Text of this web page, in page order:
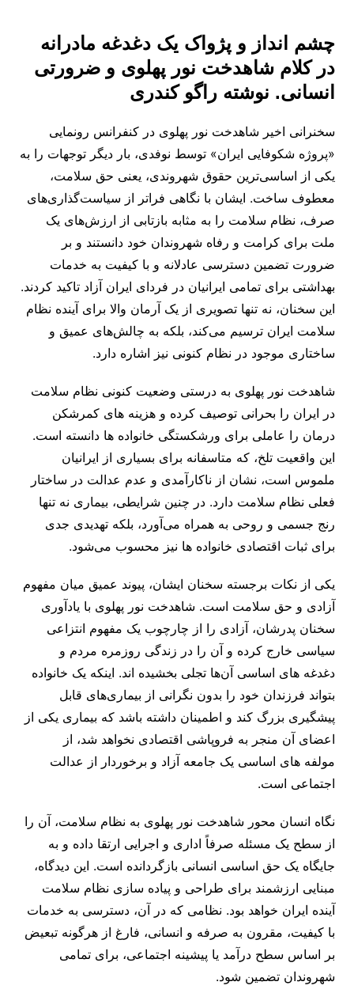
چشم انداز و پژواک یک دغدغه مادرانه
در کلام شاهدخت نور پهلوی و ضرورتی
انسانی. نوشته راگو کندری
سخنرانی اخیر شاهدخت نور پهلوی در کنفرانس رونمایی
«پروژه شکوفایی ایران» توسط نوفدی، بار دیگر توجهات را به
یکی از اساسی‌ترین حقوق شهروندی، یعنی حق سلامت،
معطوف ساخت. ایشان با نگاهی فراتر از سیاست‌گذاری‌های
صرف، نظام سلامت را به مثابه بازتابی از ارزش‌های یک
ملت برای کرامت و رفاه شهروندان خود دانستند و بر
ضرورت تضمین دسترسی عادلانه و با کیفیت به خدمات
بهداشتی برای تمامی ایرانیان در فردای ایران آزاد تاکید کردند.
این سخنان، نه تنها تصویری از یک آرمان والا برای آینده نظام
سلامت ایران ترسیم می‌کند، بلکه به چالش‌های عمیق و
ساختاری موجود در نظام کنونی نیز اشاره دارد.
شاهدخت نور پهلوی به درستی وضعیت کنونی نظام سلامت
در ایران را بحرانی توصیف کرده و هزینه ‌های کمرشکن
درمان را عاملی برای ورشکستگی خانواده ‌ها دانسته است.
این واقعیت تلخ، که متاسفانه برای بسیاری از ایرانیان
ملموس است، نشان از ناکارآمدی و عدم عدالت در ساختار
فعلی نظام سلامت دارد. در چنین شرایطی، بیماری نه تنها
رنج جسمی و روحی به همراه می‌آورد، بلکه تهدیدی جدی
برای ثبات اقتصادی خانواده ‌ها نیز محسوب می‌شود.
یکی از نکات برجسته سخنان ایشان، پیوند عمیق میان مفهوم
آزادی و حق سلامت است. شاهدخت نور پهلوی با یادآوری
سخنان پدرشان، آزادی را از چارچوب یک مفهوم انتزاعی
سیاسی خارج کرده و آن را در زندگی روزمره مردم و
دغدغه ‌های اساسی آن‌ها تجلی بخشیده ‌اند. اینکه یک خانواده
بتواند فرزندان خود را بدون نگرانی از بیماری‌های قابل
پیشگیری بزرگ کند و اطمینان داشته باشد که بیماری یکی از
اعضای آن منجر به فروپاشی اقتصادی نخواهد شد، از
مولفه ‌های اساسی یک جامعه آزاد و برخوردار از عدالت
اجتماعی است.
نگاه انسان ‌محور شاهدخت نور پهلوی به نظام سلامت، آن را
از سطح یک مسئله صرفاً اداری و اجرایی ارتقا داده و به
جایگاه یک حق اساسی انسانی بازگردانده است. این دیدگاه،
مبنایی ارزشمند برای طراحی و پیاده ‌سازی نظام سلامت
آینده ایران خواهد بود. نظامی که در آن، دسترسی به خدمات
با کیفیت، مقرون ‌به ‌صرفه و انسانی، فارغ از هرگونه تبعیض
بر اساس سطح درآمد یا پیشینه اجتماعی، برای تمامی
شهروندان تضمین شود.